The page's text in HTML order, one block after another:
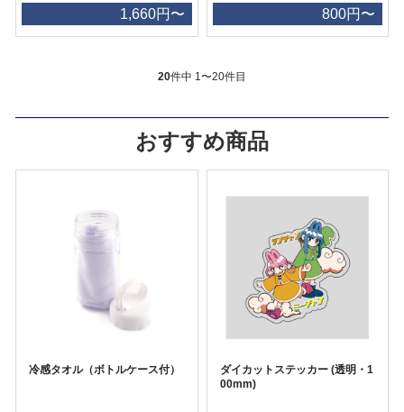
1,660円〜 800円〜
20件中 1〜20件目
おすすめ商品
冷感タオル（ボトルケース付）
ダイカットステッカー (透明・1
00mm)